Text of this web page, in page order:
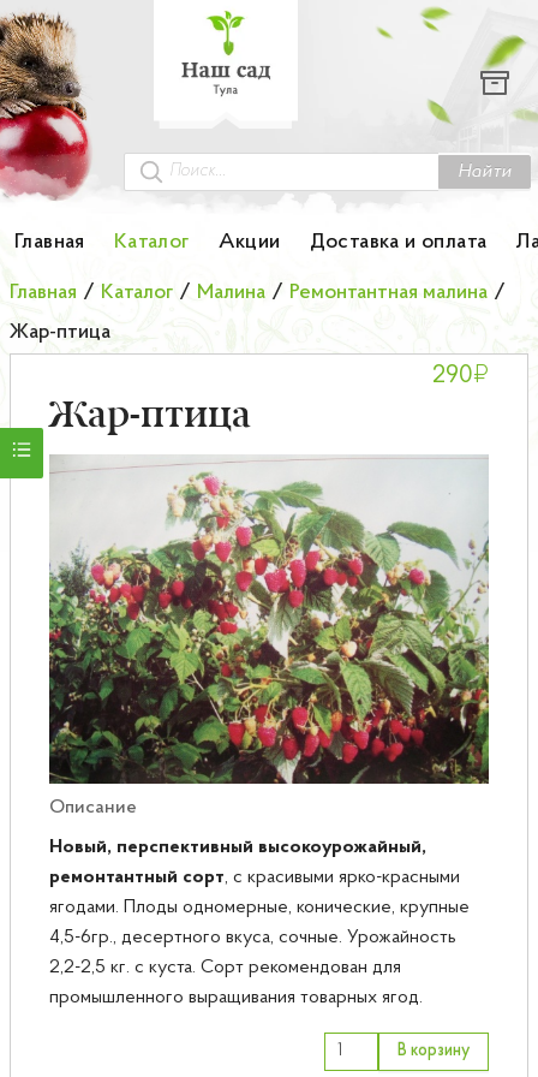
Найти
Главная Каталог Акции Доставка и оплата
Каталог
Гортензии
Грунты
Колоновидные деревья
Лук-севок
Малина
Мини-деревья
НОВИНКА Английские и Японские розы
Саженцы плодовые
Сирень
Главная / Каталог / Малина / Ремонтантная малина /
Жар-птица
Жар-птица
290₽
Описание
Новый, перспективный высокоурожайный,
ремонтантный сорт, с красивыми ярко-красными
ягодами. Плоды одномерные, конические, крупные
4,5-6гр., десертного вкуса, сочные. Урожайность
2,2-2,5 кг. с куста. Сорт рекомендован для
промышленного выращивания товарных ягод.
В корзину